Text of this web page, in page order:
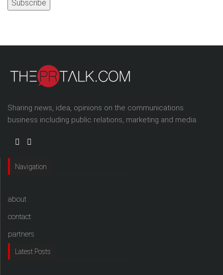
Sharing news, idea, opinions on the communications
business including public relations, marketing and media.
Navigation
about
contact
partners
Latest Posts